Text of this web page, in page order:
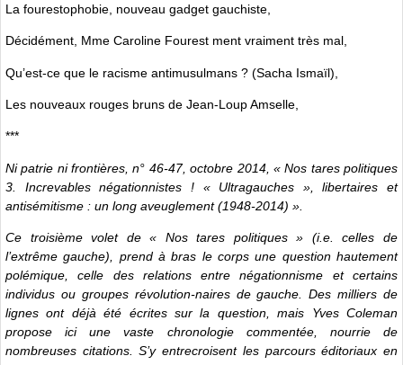
La fourestophobie, nouveau gadget gauchiste,
Décidément, Mme Caroline Fourest ment vraiment très mal,
Qu’est-ce que le racisme antimusulmans ? (Sacha Ismaïl),
Les nouveaux rouges bruns de Jean-Loup Amselle,
***
Ni patrie ni frontières, n° 46-47, octobre 2014, « Nos tares politiques
3. Increvables négationnistes ! « Ultragauches », libertaires et
antisémitisme : un long aveuglement (1948-2014) ».
Ce troisième volet de « Nos tares politiques » (i.e. celles de
l’extrême gauche), prend à bras le corps une question hautement
polémique, celle des relations entre négationnisme et certains
individus ou groupes révolution-naires de gauche. Des milliers de
lignes ont déjà été écrites sur la question, mais Yves Coleman
propose ici une vaste chronologie commentée, nourrie de
nombreuses citations. S’y entrecroisent les parcours éditoriaux en